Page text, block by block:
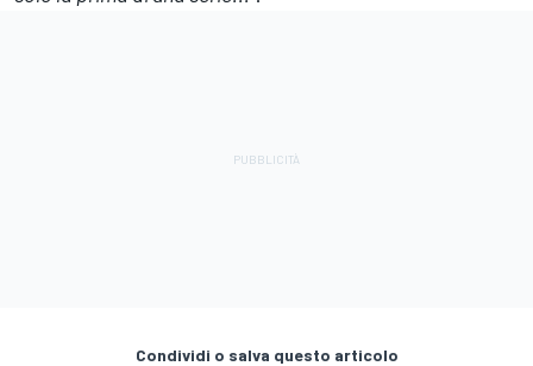
Condividi o salva questo articolo